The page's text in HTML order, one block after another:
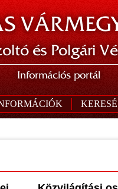
és Polgári
Információs portál